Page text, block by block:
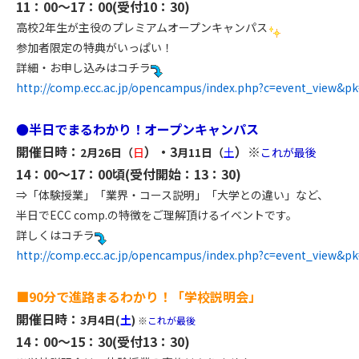
11：00～17：00(受付10：30)
高校2年生が主役のプレミアムオープンキャンパス
参加者限定の特典がいっぱい！
詳細・お申し込みはコチラ
http://comp.ecc.ac.jp/opencampus/
●半日でまるわかり！オープンキャンパス
開催日時： 2月26日（日）・3月11日（土）※ これが最後
14：00～17：00頃(受付開始：13：30)
⇒「体験授業」「業界・コース説明」「大学との違い」など、
半日でECC comp.の特徴をご理解頂けるイベントです。
詳しくはコチラ
http://comp.ecc.ac.jp/opencampus/
■90分で進路まるわかり！「学校説明会」
開催日時： 3月4日(土) ※これが最後
14：00～15：30(受付13：30)